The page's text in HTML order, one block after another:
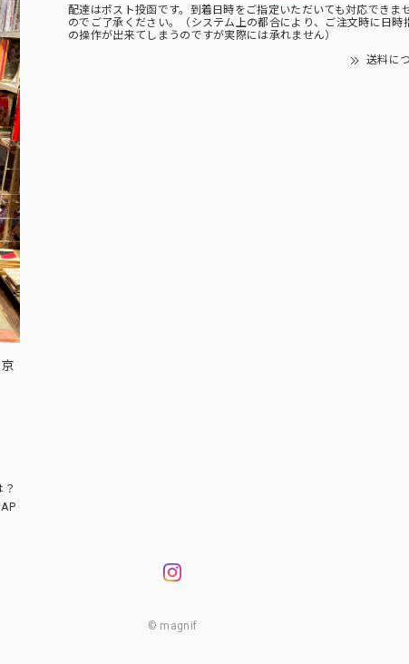
配達はポスト投函です。到着日時をご指定いただいても対応できま
のでご了承ください。（システム上の都合により、ご注文時に日時
の操作が出来てしまうのですが実際には承れません）
送料に
© magnif